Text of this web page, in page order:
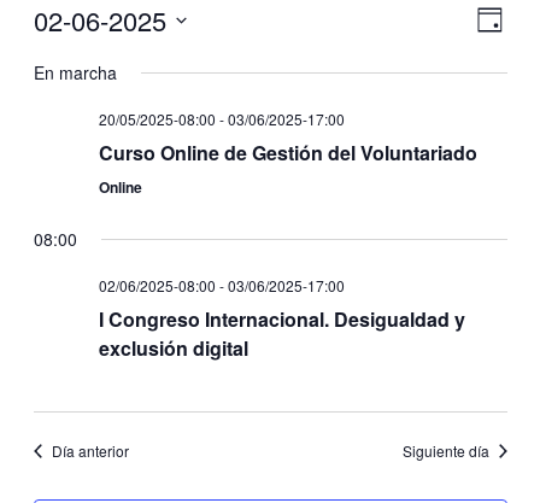
vistas
de
vistas
Día
02-06-2025
fecha.
En marcha
20/05/2025-08:00 -03/06/2025-17:00
Curso Online de Gestión del Voluntariado
Online
08:00
02/06/2025-08:00 -03/06/2025-17:00
I Congreso Internacional. Desigualdad y
exclusión digital
Día anterior Siguiente día